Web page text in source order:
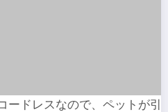
ードレスなので、ペットが引